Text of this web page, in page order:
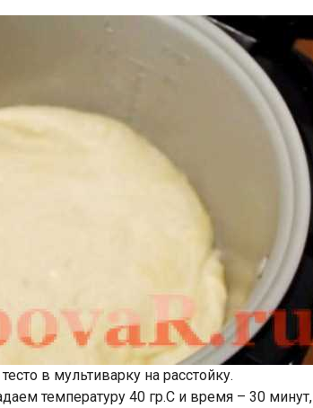
в мультиварку на расстойку.
температуру 40 гр.С и время – 30 минут,